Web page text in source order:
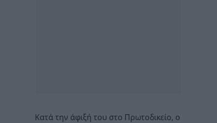
Κατά την άφιξή του στο Πρωτοδικείο, ο